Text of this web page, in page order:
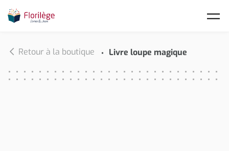
Retour à la boutique Livre loupe magique